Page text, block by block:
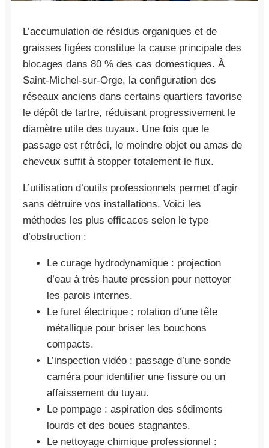
L’accumulation de résidus organiques et de
graisses figées constitue la cause principale des
blocages dans 80 % des cas domestiques. À
Saint-Michel-sur-Orge, la configuration des
réseaux anciens dans certains quartiers favorise
le dépôt de tartre, réduisant progressivement le
diamètre utile des tuyaux. Une fois que le
passage est rétréci, le moindre objet ou amas de
cheveux suffit à stopper totalement le flux.
L’utilisation d’outils professionnels permet d’agir
sans détruire vos installations. Voici les
méthodes les plus efficaces selon le type
d’obstruction :
Le curage hydrodynamique : projection
d’eau à très haute pression pour nettoyer
les parois internes.
Le furet électrique : rotation d’une tête
métallique pour briser les bouchons
compacts.
L’inspection vidéo : passage d’une sonde
caméra pour identifier une fissure ou un
affaissement du tuyau.
Le pompage : aspiration des sédiments
lourds et des boues stagnantes.
Le nettoyage chimique professionnel :